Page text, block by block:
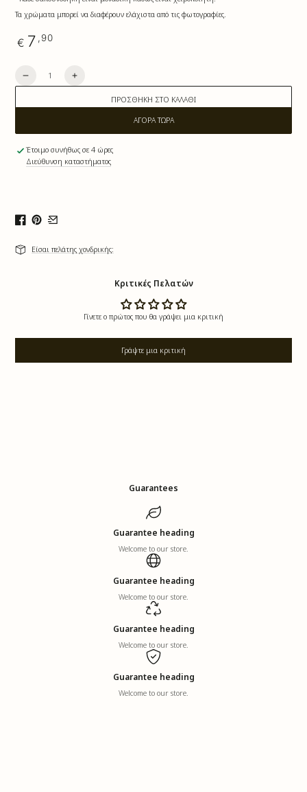
Τα χρώματα μπορεί να διαφέρουν ελάχιστα από τις φωτογραφίες.
Αρχική
τιμή
€ 7 ,90
-
Wave
+
Wave
ΣαπουνοθήκηΠΡΟΣΘΉΚΗ ΣΤΟ ΚΑΛΆΘΙ
ΑΓΟΡΆ ΤΏΡΑ
Έτοιμο συνήθως σε 4 ώρες
Διεύθυνση καταστήματος
Είσαι πελάτης χονδρικής:
Κριτικές Πελατών
Γίνετε ο πρώτος που θα γράψει μια κριτική
Γράψτε μια κριτική
Guarantees
Guarantee heading
Welcome to our store.
Guarantee heading
Welcome to our store.
Guarantee heading
Welcome to our store.
Guarantee heading
Welcome to our store.